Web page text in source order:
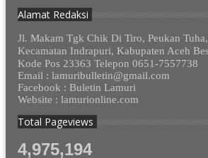
Alamat Redaksi
Jl. Makam Tgk Chik Di Tiro, Peukan
Kecamatan Indrapuri, Kabupaten Aceh
Kode Pos 23363 Telepon 0651-7557738
Email : lamuribulletin@gmail.com
Facebook : Buletin Lamuri
Website : lamurionline.com
Total Pageviews
4,975,194